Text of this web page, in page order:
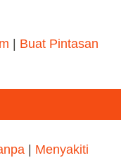
| Buat Pintasan
| Menyakiti